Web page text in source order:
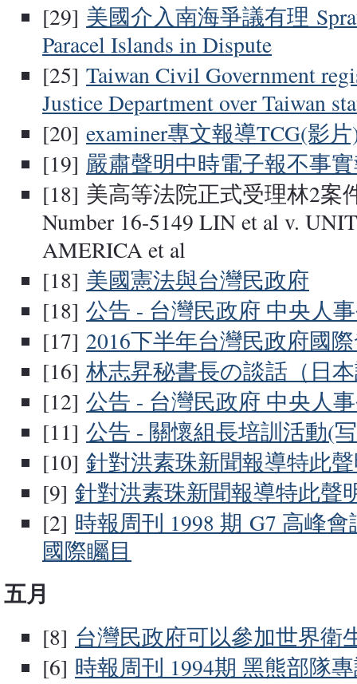
[29] 美國介入南海爭議有理
Paracel Islands in Dispute
[25] Taiwan Civil Government
Justice Department over Taiwan
[20] examiner專文報導TCG(影
[19] 嚴肅聲明中時電子報不事
[18] 美高等法院正式受理林2案
Number 16-5149 LIN et al v.
AMERICA et al
[18] 美國憲法與台灣民政府
[18] 公告 - 台灣民政府 中央人
[17] 2016下半年台灣民政府國
[16] 林志昇秘書長の談話（日
[12] 公告 - 台灣民政府 中央人
[11] 公告 - 關懷組長培訓活動(
[10] 針對洪素珠新聞報導特此
[9] 針對洪素珠新聞報導特此聲
[2] 時報周刊 1998 期 G7 高峰
國際矚目
五月
[8] 台灣民政府可以參加世界衛
[6] 時報周刊 1994期 黑熊部隊